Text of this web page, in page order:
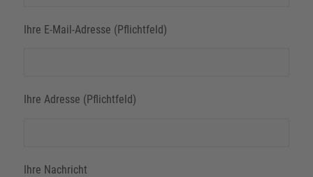
Ihre E-Mail-Adresse (Pflichtfeld)
Ihre Adresse (Pflichtfeld)
Ihre Nachricht